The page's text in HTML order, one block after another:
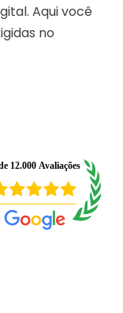
Aqui você
no